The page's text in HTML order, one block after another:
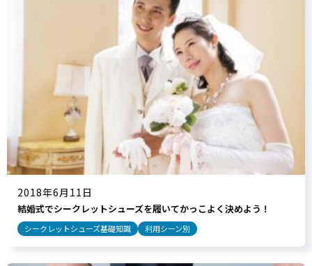
2018年6月11日
結婚式でシークレットシューズを履いてかっこよく決めよう！
シークレットシューズ基礎知識 利用シーン別